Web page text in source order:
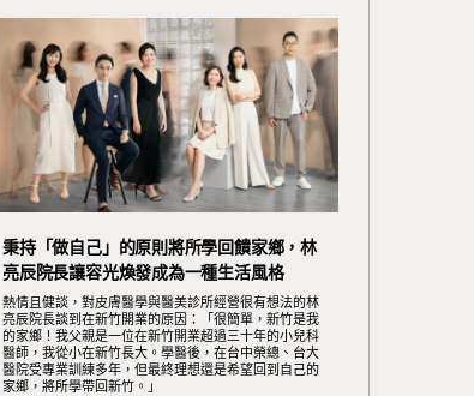
秉持「做自己」的原則將所學回饋家鄉，林
亮辰院長讓容光煥發成為一種生活風格
熱情且健談，對皮膚醫學與醫美診所經營很有想法的林
亮辰院長談到在新竹開業的原因：「很簡單，新竹是我
的家鄉！我父親是一位在新竹開業超過三十年的小兒科
醫師，我從小在新竹長大。學醫後，在台中榮總、台大
醫院受專業訓練多年，但最終理想還是希望回到自己的
家鄉，將所學帶回新竹。」